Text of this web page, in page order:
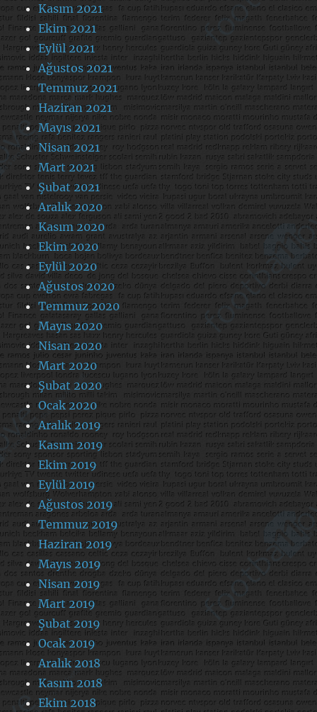
Kasım 2021
Ekim 2021
Eylül 2021
Ağustos 2021
Temmuz 2021
Haziran 2021
Mayıs 2021
Nisan 2021
Mart 2021
Şubat 2021
Aralık 2020
Kasım 2020
Ekim 2020
Eylül 2020
Ağustos 2020
Temmuz 2020
Mayıs 2020
Nisan 2020
Mart 2020
Şubat 2020
Ocak 2020
Aralık 2019
Kasım 2019
Ekim 2019
Eylül 2019
Ağustos 2019
Temmuz 2019
Haziran 2019
Mayıs 2019
Nisan 2019
Mart 2019
Şubat 2019
Ocak 2019
Aralık 2018
Kasım 2018
Ekim 2018